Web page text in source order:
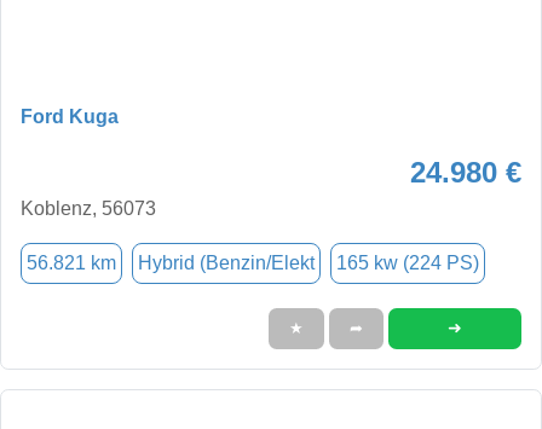
Ford Kuga
24.980 €
Koblenz, 56073
56.821 km Hybrid (Benzin/Elekt 165 kw (224 PS)
★ ➦ ➜